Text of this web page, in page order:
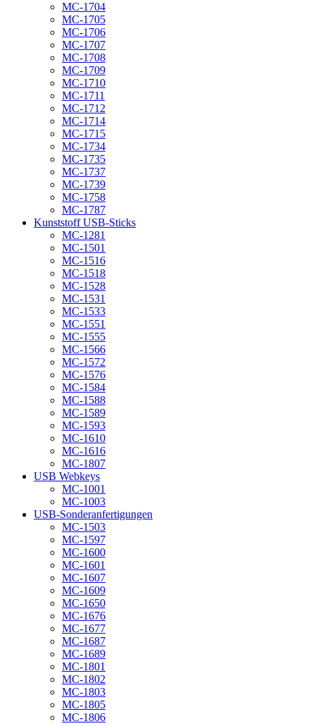
MC-1704
MC-1705
MC-1706
MC-1707
MC-1708
MC-1709
MC-1710
MC-1711
MC-1712
MC-1714
MC-1715
MC-1734
MC-1735
MC-1737
MC-1739
MC-1758
MC-1787
Kunststoff USB-Sticks
MC-1281
MC-1501
MC-1516
MC-1518
MC-1528
MC-1531
MC-1533
MC-1551
MC-1555
MC-1566
MC-1572
MC-1576
MC-1584
MC-1588
MC-1589
MC-1593
MC-1610
MC-1616
MC-1807
USB Webkeys
MC-1001
MC-1003
USB-Sonderanfertigungen
MC-1503
MC-1597
MC-1600
MC-1601
MC-1607
MC-1609
MC-1650
MC-1676
MC-1677
MC-1687
MC-1689
MC-1801
MC-1802
MC-1803
MC-1805
MC-1806